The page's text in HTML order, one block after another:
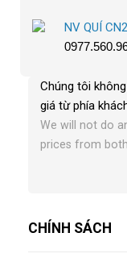
NV QUÍ CN2
Chúng tôi
giá từ phía
We will not do
prices from
CHÍNH SÁCH